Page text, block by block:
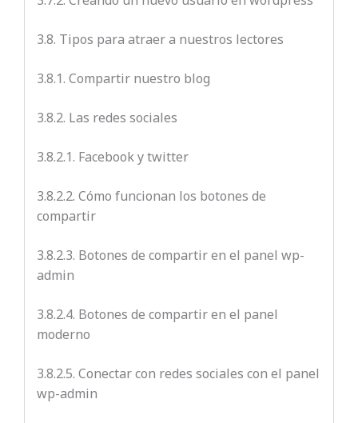
3.8. Tipos para atraer a nuestros lectores
3.8.1. Compartir nuestro blog
3.8.2. Las redes sociales
3.8.2.1. Facebook y twitter
3.8.2.2. Cómo funcionan los botones de
compartir
3.8.2.3. Botones de compartir en el panel wp-
admin
3.8.2.4. Botones de compartir en el panel
moderno
3.8.2.5. Conectar con redes sociales con el panel
wp-admin